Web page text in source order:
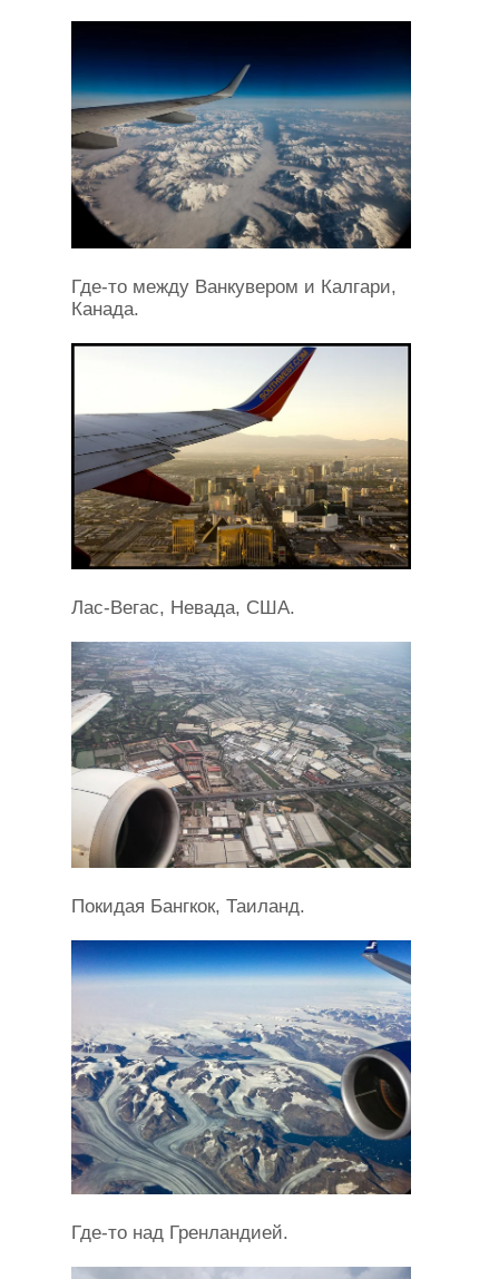
Где-то между Ванкувером и Калгари,
Канада.
Лас-Вегас, Невада, США.
Покидая Бангкок, Таиланд.
Где-то над Гренландией.